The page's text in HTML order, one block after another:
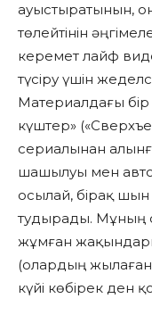
ауыстыратынын,
төлейтінін
керемет лайф
түсіру үшін
Материалдағы бір
күштер»
сериалынан
шашылуы мен
осылай, бірақ шын
тудырады. Мұның
жұмған
(олардың
күйі көбірек ден